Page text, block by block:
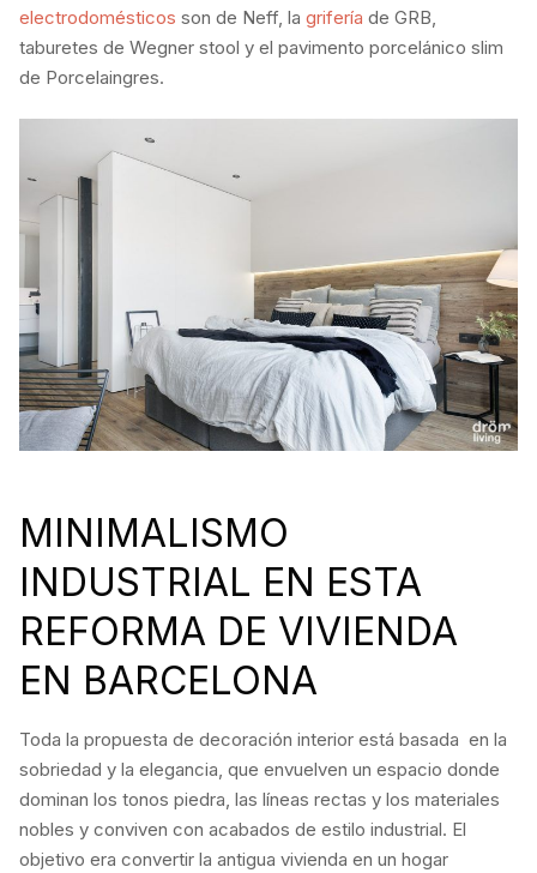
electrodomésticos son de Neff, la grifería de GRB,
taburetes de Wegner stool y el pavimento porcelánico slim
de Porcelaingres.
MINIMALISMO
INDUSTRIAL EN ESTA
REFORMA DE VIVIENDA
EN BARCELONA
Toda la propuesta de decoración interior está basada en la
sobriedad y la elegancia, que envuelven un espacio donde
dominan los tonos piedra, las líneas rectas y los materiales
nobles y conviven con acabados de estilo industrial. El
objetivo era convertir la antigua vivienda en un hogar